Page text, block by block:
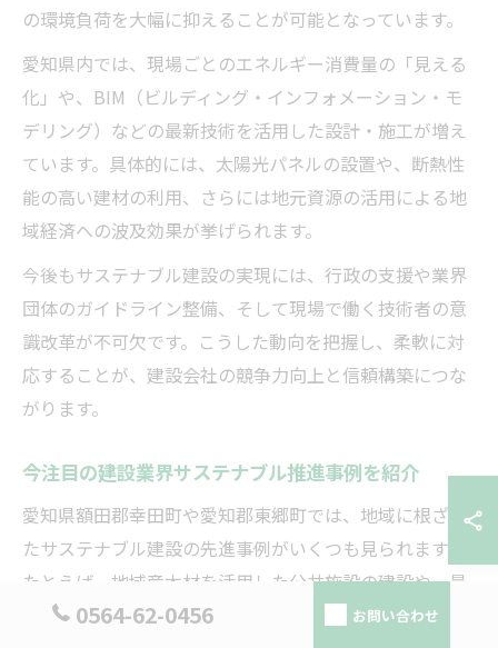
の環境負荷を大幅に抑えることが可能となっています。
愛知県内では、現場ごとのエネルギー消費量の「見える
化」や、BIM（ビルディング・インフォメーション・モ
デリング）などの最新技術を活用した設計・施工が増え
ています。具体的には、太陽光パネルの設置や、断熱性
能の高い建材の利用、さらには地元資源の活用による地
域経済への波及効果が挙げられます。
今後もサステナブル建設の実現には、行政の支援や業界
団体のガイドライン整備、そして現場で働く技術者の意
識改革が不可欠です。こうした動向を把握し、柔軟に対
応することが、建設会社の競争力向上と信頼構築につな
がります。
今注目の建設業界サステナブル推進事例を紹介
愛知県額田郡幸田町や愛知郡東郷町では、地域に根ざし
たサステナブル建設の先進事例がいくつも見られます。
たとえば、地域産木材を活用した公共施設の建設や、最
新省エネ設備を取り入れた集合住宅の開発が進められて
0564-62-0456 お問い合わせ